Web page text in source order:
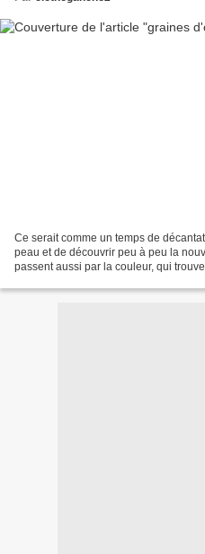
Ce serait comme un temps de
peau et de découvrir peu à peu la
passent aussi par la couleur, qui